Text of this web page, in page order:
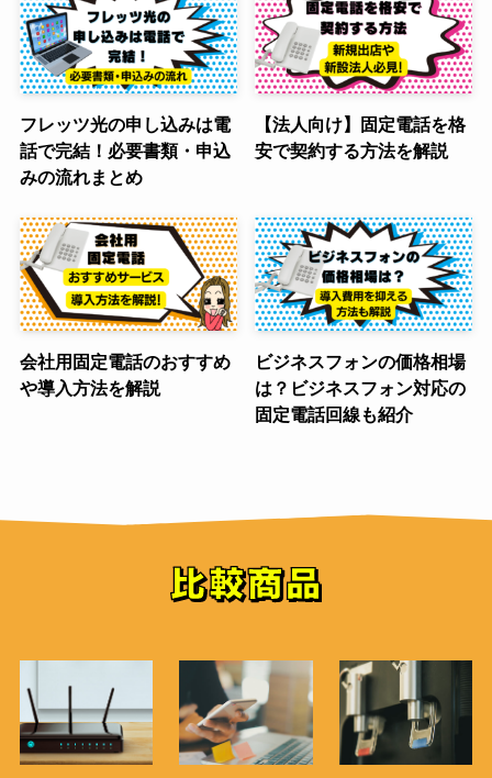
フレッツ光の申し込みは電
話で完結！必要書類・申込
みの流れまとめ
【法人向け】固定電話を格
安で契約する方法を解説
会社用固定電話のおすすめ
や導入方法を解説
ビジネスフォンの価格相場
は？ビジネスフォン対応の
固定電話回線も紹介